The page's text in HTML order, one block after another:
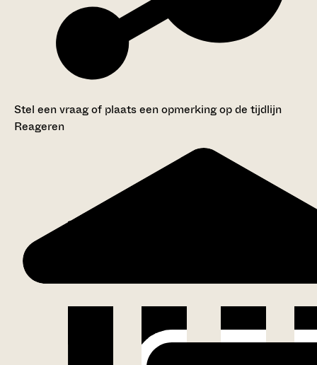
Stel een vraag of plaats een opmerking op de tijdlijn
Reageren